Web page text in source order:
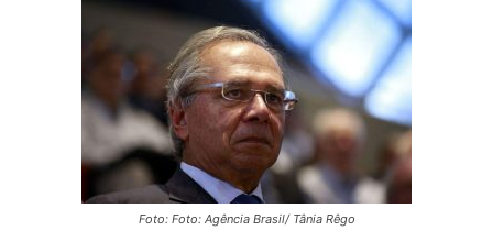
Foto: Foto: Agência Brasil/ Tânia Rêgo